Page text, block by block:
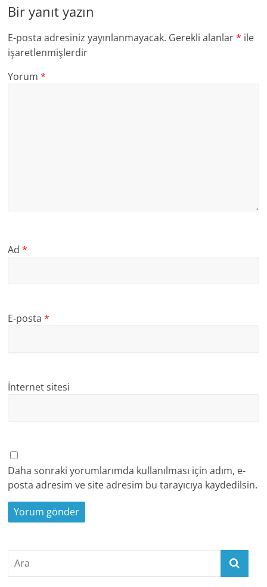
Bir yanıt yazın
E-posta adresiniz yayınlanmayacak. Gerekli alanlar* ile
işaretlenmişlerdir
Yorum*
Ad*
E-posta*
İnternet sitesi
Daha sonraki yorumlarımda kullanılması için adım, e-
posta adresim ve site adresim bu tarayıcıya kaydedilsin.